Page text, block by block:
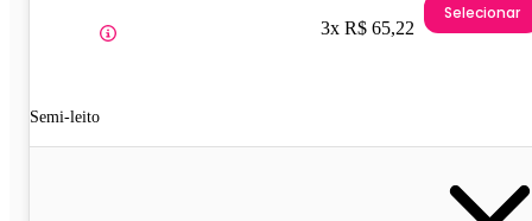
Semi-leito
3x R$ 65,22
Selecionar